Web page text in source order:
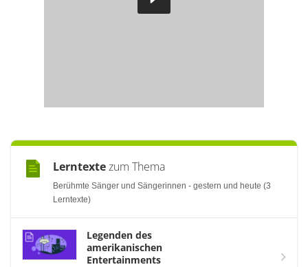
Lerntextezum Thema
Berühmte Sänger und Sängerinnen - gestern und heute (3
Lerntexte)
Legenden des
amerikanischen
Entertainments